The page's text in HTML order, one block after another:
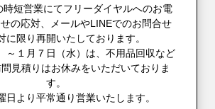
収とお引越しをまとめてご対応
短営業にてフリーダイヤルへのお電
の応対、メールやLINEでのお問合せ
に限り再開いたしております。
～１月７日（水）は、不用品回収など
見積りはお休みをいただいておりま
す。
日より平常通り営業いたします。